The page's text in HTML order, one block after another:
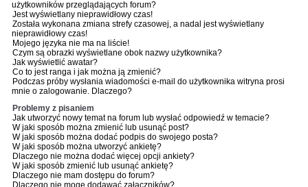
użytkowników przeglądających forum?
Jest wyświetlany nieprawidłowy czas!
Została wykonana zmiana strefy czasowej, a nadal jest wyświetlany
nieprawidłowy czas!
Mojego języka nie ma na liście!
Czym są obrazki wyświetlane obok nazwy użytkownika?
Jak wyświetlić awatar?
Co to jest ranga i jak można ją zmienić?
Podczas próby wysłania wiadomości e-mail do użytkownika witryna prosi
mnie o zalogowanie. Dlaczego?
Problemy z pisaniem
Jak utworzyć nowy temat na forum lub wysłać odpowiedź w temacie?
W jaki sposób można zmienić lub usunąć post?
W jaki sposób można dodać podpis do swojego posta?
W jaki sposób można utworzyć ankietę?
Dlaczego nie można dodać więcej opcji ankiety?
W jaki sposób zmienić lub usunąć ankietę?
Dlaczego nie mam dostępu do forum?
Dlaczego nie mogę dodawać załączników?